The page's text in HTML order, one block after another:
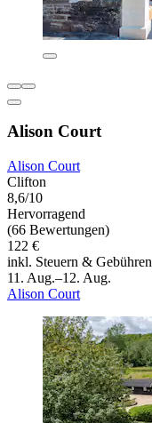
Alison Court
Alison Court
Clifton
8,6/10
Hervorragend
(66 Bewertungen)
122 €
inkl. Steuern & Gebühren
11. Aug.–12. Aug.
Alison Court